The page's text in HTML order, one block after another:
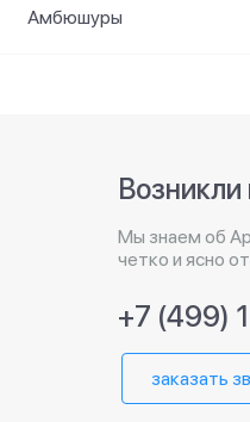
Амбюшуры
Мы знаем об
четко и ясно
+7 (499)
заказать